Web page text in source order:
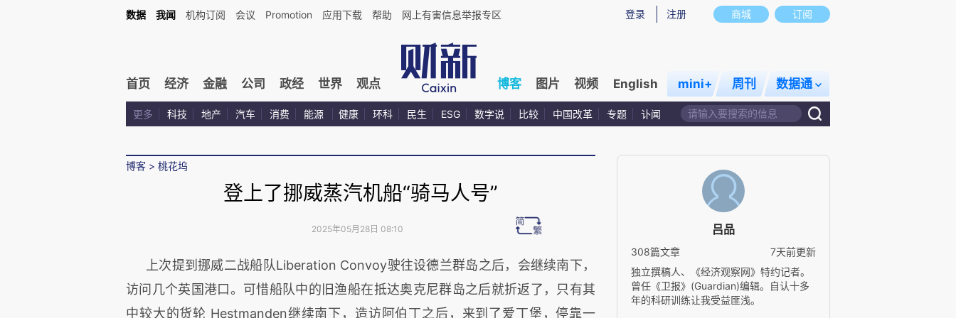
商城 订阅
登录 注册
数据 我闻 机构订阅 会议 Promotion 应用下载 帮助 网上有害信息举报专区
首页 经济 金融 公司 政经 世界 观点 博客 图片 视频 English mini+ 周刊 数据通
更多 科技 地产 汽车 消费 能源 健康 环科 民生 ESG 数字说 比较 中国改革 专题 讣闻
博客 > 桃花坞
登上了挪威蒸汽机船“骑马人号”
2025年05月28日 08:10
上次提到挪威二战船队Liberation Convoy驶往设德兰群岛之后，会继续南下，
访问几个英国港口。可惜船队中的旧渔船在抵达奥克尼群岛之后就折返了，只有其
中较大的货轮 Hestmanden继续南下，造访阿伯丁之后，来到了爱丁堡，停靠一
吕品
308篇文章
7天前更新
独立撰稿人、《经济观察网》特约记者。
曾任《卫报》(Guardian)编辑。自认十多
年的科研训练让我受益匪浅。